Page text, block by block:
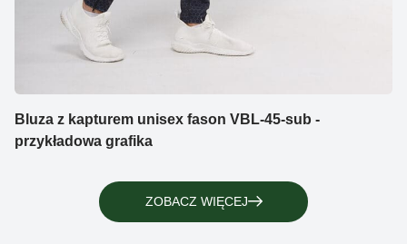
Bluza z kapturem unisex fason VBL-45-sub -
przykładowa grafika
ZOBACZ WIĘCEJ